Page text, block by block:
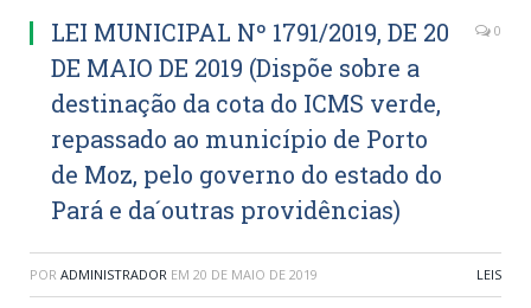
LEI MUNICIPAL Nº 1791/2019, DE 20
DE MAIO DE 2019 (Dispõe sobre a
destinação da cota do ICMS verde,
repassado ao município de Porto
de Moz, pelo governo do estado do
Pará e da´outras providências)
0
POR ADMINISTRADOR EM 20 DE MAIO DE 2019 LEIS